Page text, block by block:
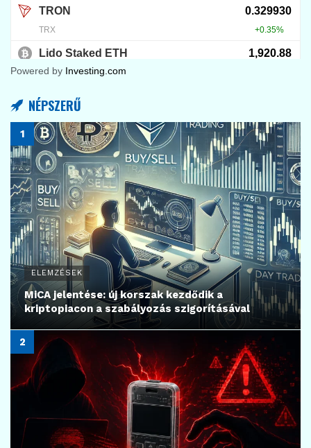
Powered by Investing.com
NÉPSZERŰ
ELEMZÉSEK
MiCA jelentése: új korszak kezdődik a
kriptopiacon a szabályozás szigorításával